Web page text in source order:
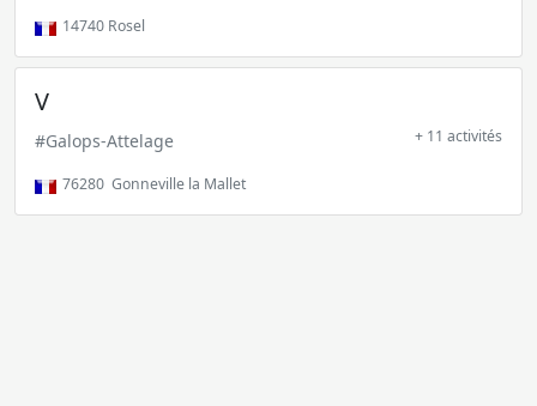
14740 Rosel
V
#Galops-Attelage + 11 activités
76280 Gonneville la Mallet